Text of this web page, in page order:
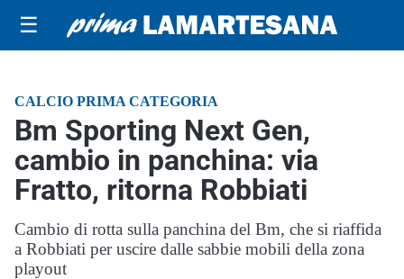
☰
CALCIO PRIMA CATEGORIA
Bm Sporting Next Gen,
cambio in panchina: via
Fratto, ritorna Robbiati
Cambio di rotta sulla panchina del Bm, che si riaffida
a Robbiati per uscire dalle sabbie mobili della zona
playout